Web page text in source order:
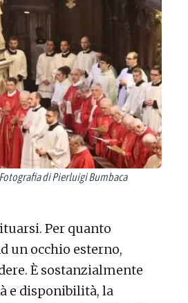
di Pierluigi Bumbaca
Per quanto
un occhio esterno,
È sostanzialmente
e disponibilità, la